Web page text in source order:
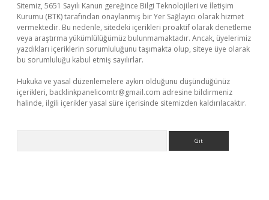
Sitemiz, 5651 Sayılı Kanun gereğince Bilgi Teknolojileri ve İletişim
Kurumu (BTK) tarafından onaylanmış bir Yer Sağlayıcı olarak hizmet
vermektedir. Bu nedenle, sitedeki içerikleri proaktif olarak denetleme
veya araştırma yükümlülüğümüz bulunmamaktadır. Ancak, üyelerimiz
yazdıkları içeriklerin sorumluluğunu taşımakta olup, siteye üye olarak
bu sorumluluğu kabul etmiş sayılırlar.
Hukuka ve yasal düzenlemelere aykırı olduğunu düşündüğünüz
içerikleri, backlinkpanelicomtr@gmail.com adresine bildirmeniz
halinde, ilgili içerikler yasal süre içerisinde sitemizden kaldırılacaktır.